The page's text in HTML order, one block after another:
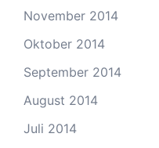
November 2014
Oktober 2014
September 2014
August 2014
Juli 2014